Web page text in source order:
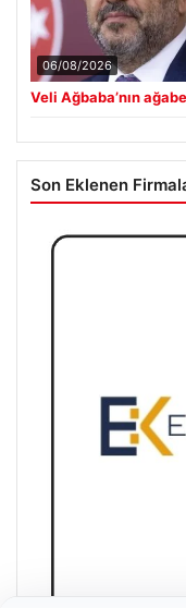
06/08/2026
Veli Ağbaba’nın
Son Eklenen